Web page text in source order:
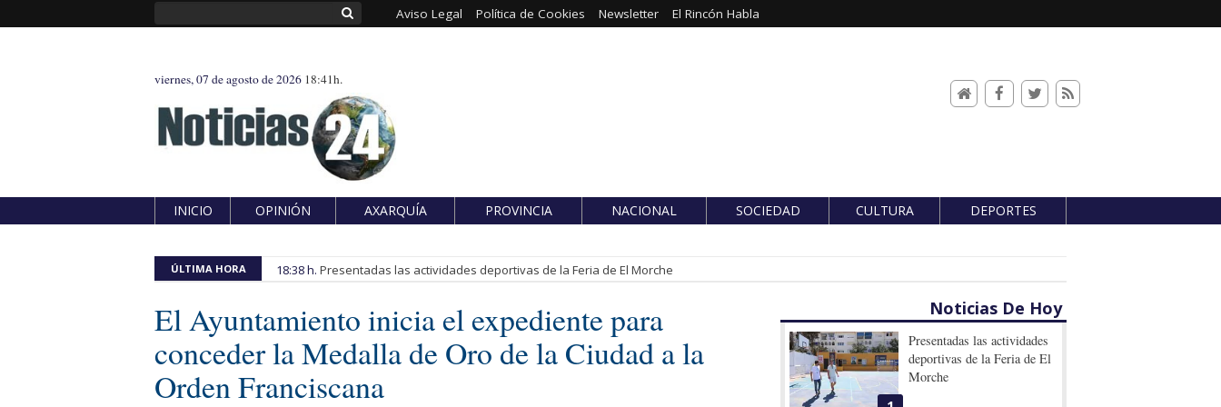
Aviso Legal Política de Cookies Newsletter El Rincón Habla
viernes, 07 de agosto de 2026 18:41h.
INICIO OPINIÓN AXARQUÍA PROVINCIA NACIONAL SOCIEDAD CULTURA DEPORTES
ÚLTIMA HORA 18:38 h. Presentadas las actividades deportivas de la Feria de El Morche
El Ayuntamiento inicia el expediente para
conceder la Medalla de Oro de la Ciudad a la
Orden Franciscana
Noticias De Hoy
Presentadas las actividades
deportivas de la Feria de El
Morche